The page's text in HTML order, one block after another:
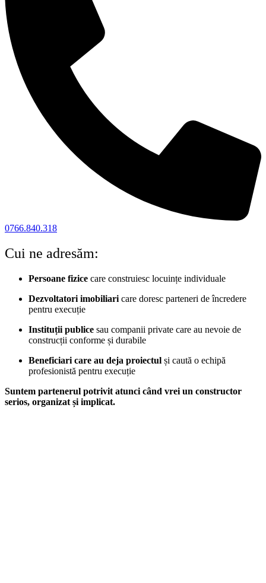
0766.840.318
Cui ne adresăm:
Persoane fizice care construiesc locuințe individuale
Dezvoltatori imobiliari care doresc parteneri de încredere
pentru execuție
Instituții publice sau companii private care au nevoie de
construcții conforme și durabile
Beneficiari care au deja proiectul și caută o echipă
profesionistă pentru execuție
Suntem partenerul potrivit atunci când vrei un constructor
serios, organizat și implicat.